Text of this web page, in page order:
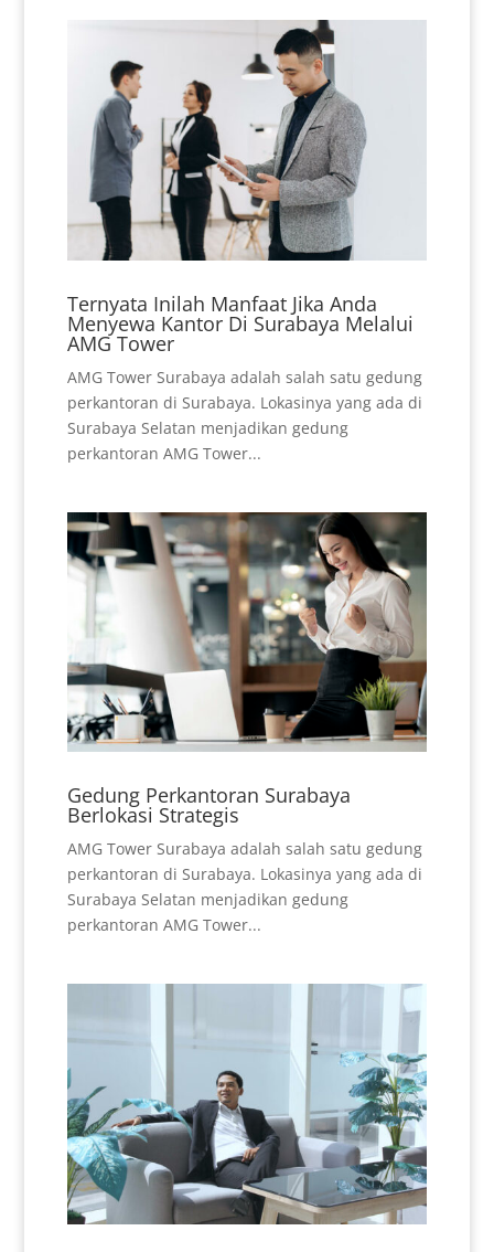
Ternyata Inilah Manfaat Jika Anda
Menyewa Kantor Di Surabaya Melalui
AMG Tower
AMG Tower Surabaya adalah salah satu gedung
perkantoran di Surabaya. Lokasinya yang ada di
Surabaya Selatan menjadikan gedung
perkantoran AMG Tower...
Gedung Perkantoran Surabaya
Berlokasi Strategis
AMG Tower Surabaya adalah salah satu gedung
perkantoran di Surabaya. Lokasinya yang ada di
Surabaya Selatan menjadikan gedung
perkantoran AMG Tower...